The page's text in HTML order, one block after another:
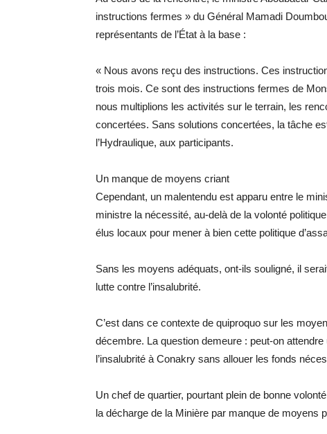
instructions fermes » du Général Mamadi
représentants de l’État à la base :
​« Nous avons reçu des instructions. Ces
trois mois. Ce sont des instructions fermes de
nous multiplions les activités sur le terrain, les
concertées. Sans solutions concertées, la tâche
l’Hydraulique, aux participants.
​Un manque de moyens criant
​Cependant, un malentendu est apparu entre le
ministre la nécessité, au-delà de la volonté
élus locaux pour mener à bien cette politique
​Sans les moyens adéquats, ont-ils souligné, il
lutte contre l’insalubrité.
​C’est dans ce contexte de quiproquo sur les
décembre. La question demeure : peut-on
l’insalubrité à Conakry sans allouer les fonds
​Un chef de quartier, pourtant plein de bonne
la décharge de la Minière par manque de moyens